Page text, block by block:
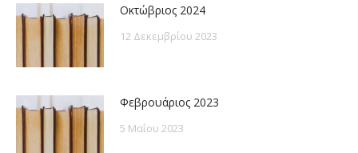
Οκτώβριος 2024
12 Δεκεμβρίου 2023
Φεβρουάριος 2023
5 Μαΐου 2023